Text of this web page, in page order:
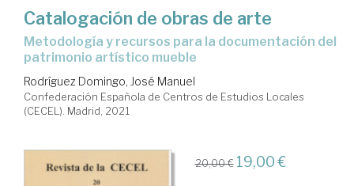
Catalogación de obras de arte
metodología y recursos para la documentación del
patrimonio artístico mueble
Rodríguez Domingo, José Manuel
Confederación Española de Centros de Estudios Locales
(CECEL). Madrid, 2021
20,00 € 19,00 €